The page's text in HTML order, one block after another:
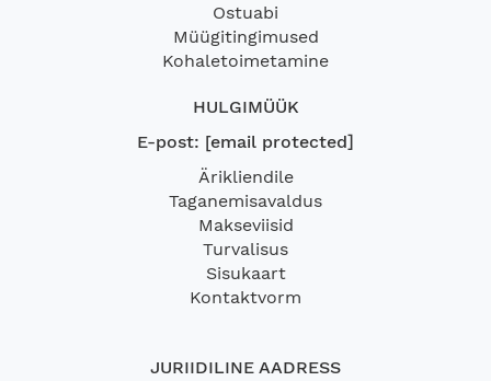
Ostuabi
Müügitingimused
Kohaletoimetamine
HULGIMÜÜK
E-post: [email protected]
Ärikliendile
Taganemisavaldus
Makseviisid
Turvalisus
Sisukaart
Kontaktvorm
JURIIDILINE AADRESS